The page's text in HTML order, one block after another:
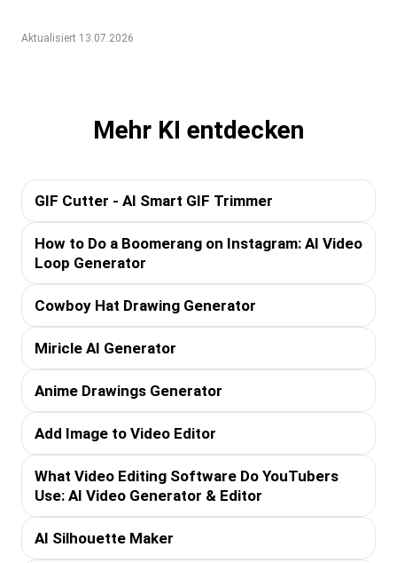
Aktualisiert 13.07.2026
Mehr KI entdecken
GIF Cutter - AI Smart GIF Trimmer
How to Do a Boomerang on Instagram: AI Video
Loop Generator
Cowboy Hat Drawing Generator
Miricle AI Generator
Anime Drawings Generator
Add Image to Video Editor
What Video Editing Software Do YouTubers
Use: AI Video Generator & Editor
AI Silhouette Maker